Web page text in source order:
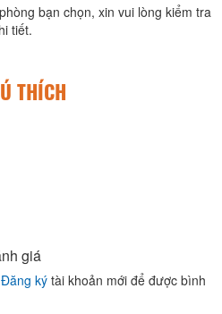
bạn chọn, xin vui lòng kiểm tra
tiết.
THÍCH
giá
Đăng ký tài khoản mới để được bình